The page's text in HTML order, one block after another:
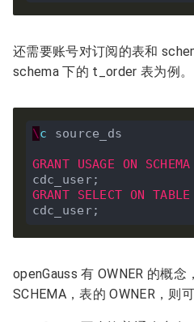
还需要账号对订阅的表和
schema 下的 t_order 表为例。
\c source_ds
GRANT USAGE ON SCHEMA
GRANT
SELECT ON TABLE
openGauss 有 OWNER 的概念
SCHEMA，表的 OWNER，则